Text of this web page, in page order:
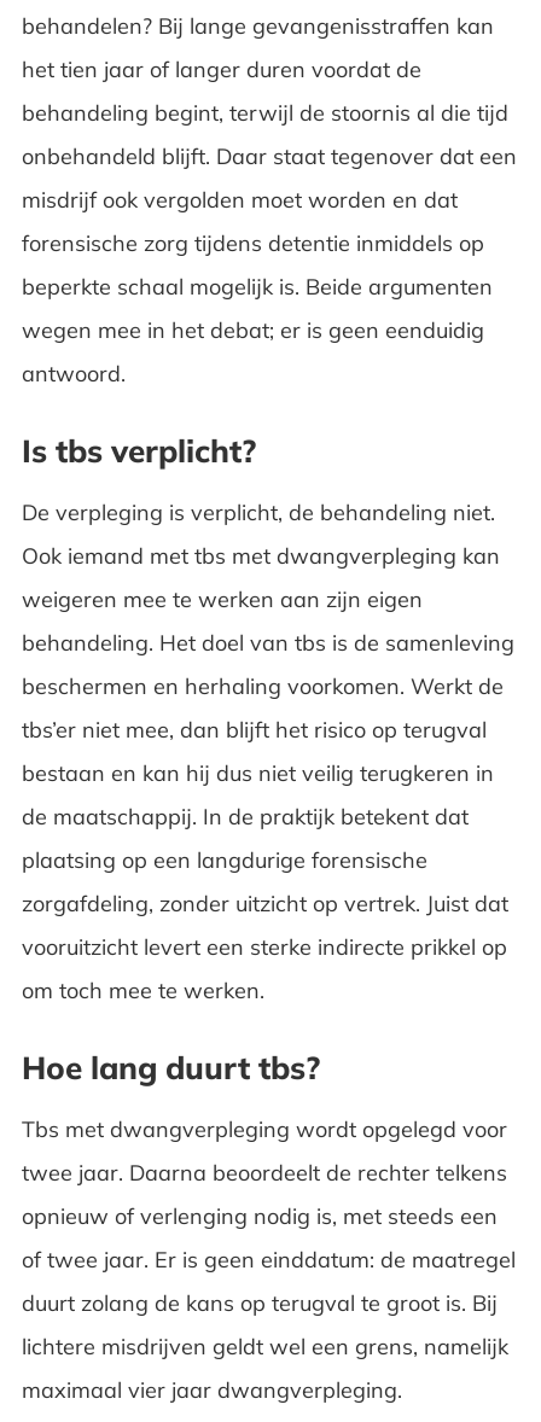
behandelen? Bij lange gevangenisstraffen kan
het tien jaar of langer duren voordat de
behandeling begint, terwijl de stoornis al die tijd
onbehandeld blijft. Daar staat tegenover dat een
misdrijf ook vergolden moet worden en dat
forensische zorg tijdens detentie inmiddels op
beperkte schaal mogelijk is. Beide argumenten
wegen mee in het debat; er is geen eenduidig
antwoord.
Is tbs verplicht?
De verpleging is verplicht, de behandeling niet.
Ook iemand met tbs met dwangverpleging kan
weigeren mee te werken aan zijn eigen
behandeling. Het doel van tbs is de samenleving
beschermen en herhaling voorkomen. Werkt de
tbs’er niet mee, dan blijft het risico op terugval
bestaan en kan hij dus niet veilig terugkeren in
de maatschappij. In de praktijk betekent dat
plaatsing op een langdurige forensische
zorgafdeling, zonder uitzicht op vertrek. Juist dat
vooruitzicht levert een sterke indirecte prikkel op
om toch mee te werken.
Hoe lang duurt tbs?
Tbs met dwangverpleging wordt opgelegd voor
twee jaar. Daarna beoordeelt de rechter telkens
opnieuw of verlenging nodig is, met steeds een
of twee jaar. Er is geen einddatum: de maatregel
duurt zolang de kans op terugval te groot is. Bij
lichtere misdrijven geldt wel een grens, namelijk
maximaal vier jaar dwangverpleging.